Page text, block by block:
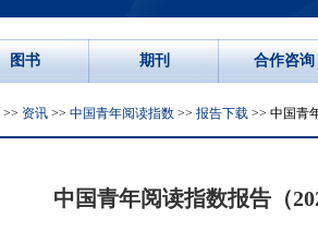
图书 期刊 合作咨询
>> 资讯 >> 中国青年阅读指数 >> 报告下载 >> 中国青
中国青年阅读指数报告（